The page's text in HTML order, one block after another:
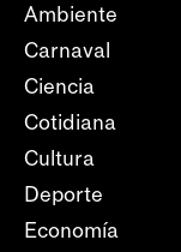
Ambiente
Carnaval
Ciencia
Cotidiana
Cultura
Deporte
Economía